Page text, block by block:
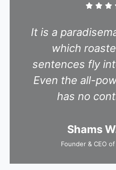
It is a
which
sentences fly
Even the all-
has no
Shams
Founder & CEO